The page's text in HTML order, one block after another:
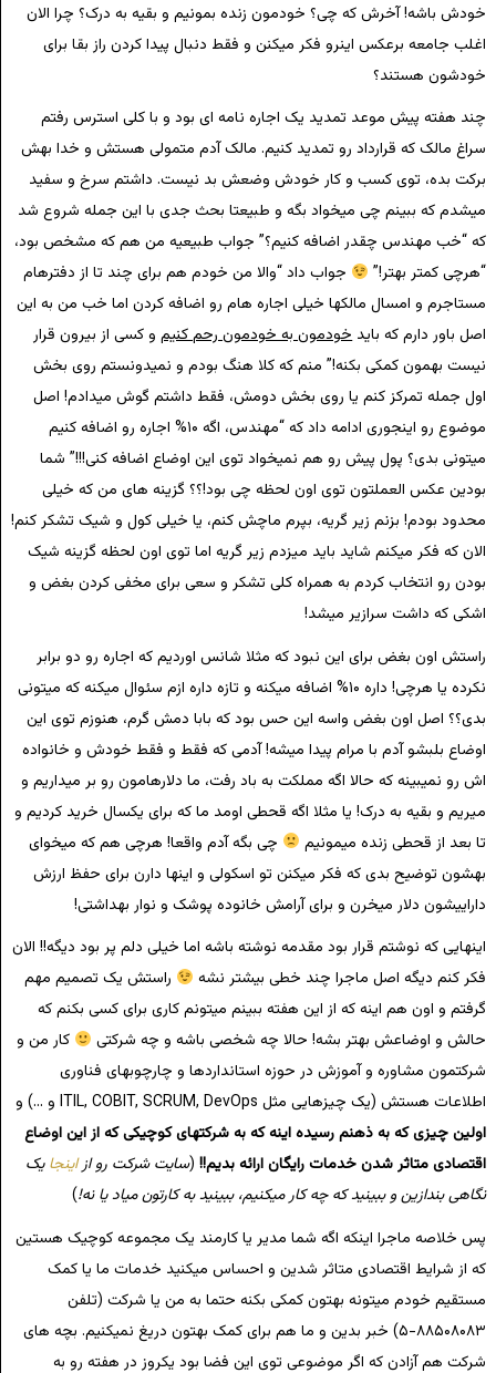
خودش باشه! آخرش که چی؟ خودمون زنده بمونیم و بقیه به درک؟ چرا الان
اغلب جامعه برعکس اینرو فکر میکنن و فقط دنبال پیدا کردن راز بقا برای
خودشون هستند؟
چند هفته پیش موعد تمدید یک اجاره نامه ای بود و با کلی استرس رفتم
سراغ مالک که قرارداد رو تمدید کنیم. مالک آدم متمولی هستش و خدا بهش
برکت بده، توی کسب و کار خودش وضعش بد نیست. داشتم سرخ و سفید
میشدم که ببینم چی میخواد بگه و طبیعتا بحث جدی با این جمله شروع شد
که “خب مهندس چقدر اضافه کنیم؟” جواب طبیعیه من هم که مشخص بود،
“هرچی کمتر بهتر!”
جواب داد “والا من خودم هم برای چند تا از دفترهام
مستاجرم و امسال مالکها خیلی اجاره هام رو اضافه کردن اما خب من به این
اصل باور دارم که بایدخودمون به خودمون رحم کنیمو کسی از بیرون قرار
نیست بهمون کمکی بکنه!” منم که کلا هنگ بودم و نمیدونستم روی بخش
اول جمله تمرکز کنم یا روی بخش دومش، فقط داشتم گوش میدادم! اصل
موضوع رو اینجوری ادامه داد که “مهندس، اگه ۱۰% اجاره رو اضافه کنیم
میتونی بدی؟ پول پیش رو هم نمیخواد توی این اوضاع اضافه کنی!!!” شما
بودین عکس العملتون توی اون لحظه چی بود!؟؟ گزینه های من که خیلی
محدود بودم! بزنم زیر گریه، بپرم ماچش کنم، یا خیلی کول و شیک تشکر کنم!
الان که فکر میکنم شاید باید میزدم زیر گریه اما توی اون لحظه گزینه شیک
بودن رو انتخاب کردم به همراه کلی تشکر و سعی برای مخفی کردن بغض و
اشکی که داشت سرازیر میشد!
راستش اون بغض برای این نبود که مثلا شانس اوردیم که اجاره رو دو برابر
نکرده یا هرچی! داره ۱۰% اضافه میکنه و تازه داره ازم سئوال میکنه که میتونی
بدی؟؟ اصل اون بغض واسه این حس بود که بابا دمش گرم، هنوزم توی این
اوضاع بلبشو آدم با مرام پیدا میشه! آدمی که فقط و فقط خودش و خانواده
اش رو نمیبینه که حالا اگه مملکت به باد رفت، ما دلارهامون رو بر میداریم و
میریم و بقیه به درک! یا مثلا اگه قحطی اومد ما که برای یکسال خرید کردیم و
تا بعد از قحطی زنده میمونیم
چی بگه آدم واقعا! هرچی هم که میخوای
بهشون توضیح بدی که فکر میکنن تو اسکولی و اینها دارن برای حفظ ارزش
داراییشون دلار میخرن و برای آرامش خانوده پوشک و نوار بهداشتی!
اینهایی که نوشتم قرار بود مقدمه نوشته باشه اما خیلی دلم پر بود دیگه!! الان
فکر کنم دیگه اصل ماجرا چند خطی بیشتر نشه
راستش یک تصمیم مهم
گرفتم و اون هم اینه که از این هفته ببینم میتونم کاری برای کسی بکنم که
حالش و اوضاعش بهتر بشه! حالا چه شخصی باشه و چه شرکتی
کار من و
شرکتمون مشاوره و آموزش در حوزه استانداردها و چارچوبهای فناوری
اطلاعات هستش (یک چیزهایی مثل ITIL, COBIT, SCRUM, DevOps و …) و
اولین چیزی که به ذهنم رسیده اینه که به شرکتهای کوچیکی که از این اوضاع
اقتصادی متاثر شدن خدمات رایگان ارائه بدیم!!(سایت شرکت رو ازاینجایک
نگاهی بندازین و ببینید که چه کار میکنیم، ببینید به کارتون میاد یا نه!)
پس خلاصه ماجرا اینکه اگه شما مدیر یا کارمند یک مجموعه کوچیک هستین
که از شرایط اقتصادی متاثر شدین و احساس میکنید خدمات ما یا کمک
مستقیم خودم میتونه بهتون کمکی بکنه حتما به من یا شرکت (تلفن
۸۸۵۰۸۰۸۳-۵) خبر بدین و ما هم برای کمک بهتون دریغ نمیکنیم. بچه های
شرکت هم آزادن که اگر موضوعی توی این فضا بود یکروز در هفته رو به